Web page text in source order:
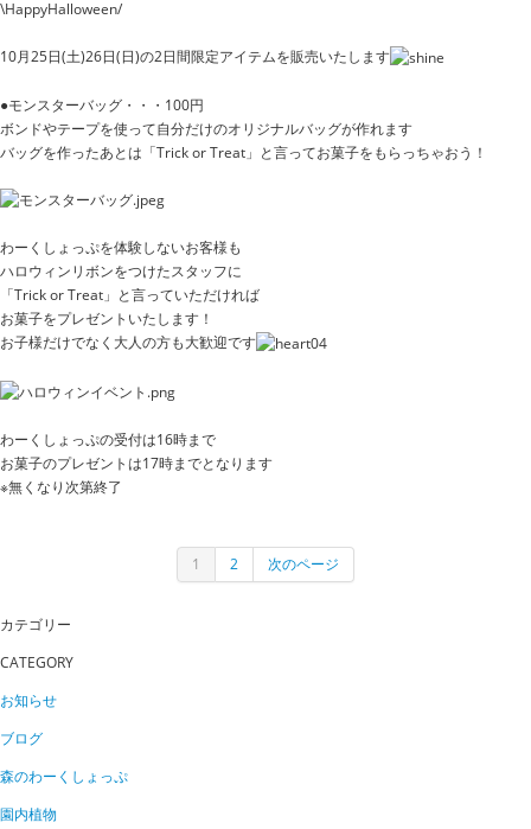
\HappyHalloween/
10月25日(土)26日(日)の2日間限定アイテムを販売いたします
●モンスターバッグ・・・100円
ボンドやテープを使って自分だけのオリジナルバッグが作れます
バッグを作ったあとは「Trick or Treat」と言ってお菓子をもらっちゃおう！
わーくしょっぷを体験しないお客様も
ハロウィンリボンをつけたスタッフに
「Trick or Treat」と言っていただければ
お菓子をプレゼントいたします！
お子様だけでなく大人の方も大歓迎です
わーくしょっぷの受付は16時まで
お菓子のプレゼントは17時までとなります
※無くなり次第終了
1 2 次のページ
カテゴリー
CATEGORY
お知らせ
ブログ
森のわーくしょっぷ
園内植物